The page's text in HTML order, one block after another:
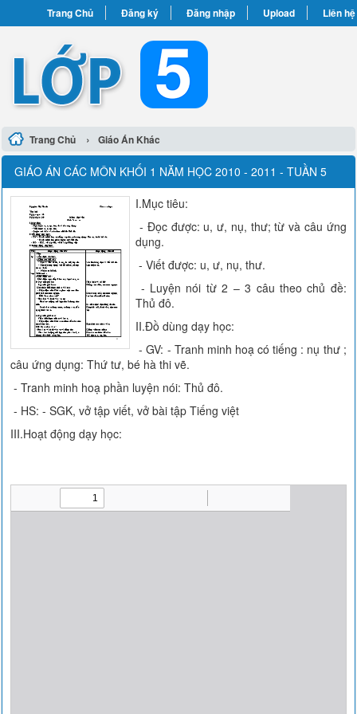
Trang Chủ Đăng ký Đăng nhập Upload Liên hệ
Trang Chủ › Giáo Án Khác
GIÁO ÁN CÁC MÔN KHỐI 1 NĂM HỌC 2010 - 2011 - TUẦN 5
I.Mục tiêu:
- Đọc được: u, ư, nụ, thư; từ và câu ứng
dụng.
- Viết được: u, ư, nụ, thư.
- Luyện nói từ 2 – 3 câu theo chủ đề:
Thủ đô.
II.Đồ dùng dạy học:
- GV: - Tranh minh hoạ có tiếng : nụ thư ;
câu ứng dụng: Thứ tư, bé hà thi vẽ.
- Tranh minh hoạ phần luyện nói: Thủ đô.
- HS: - SGK, vở tập viết, vở bài tập Tiếng việt
III.Hoạt động dạy học: